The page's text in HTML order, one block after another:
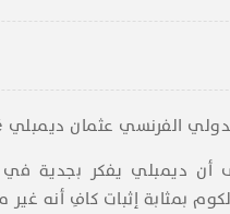
الفرنسي عثمان ديمبلي
أن ديمبلي يفكر بجدية
بمثابة إثبات كافِ أنه